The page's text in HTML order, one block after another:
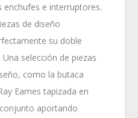
e interruptores.
de diseño
su doble
selección de piezas
como la butaca
Eames tapizada en
aportando